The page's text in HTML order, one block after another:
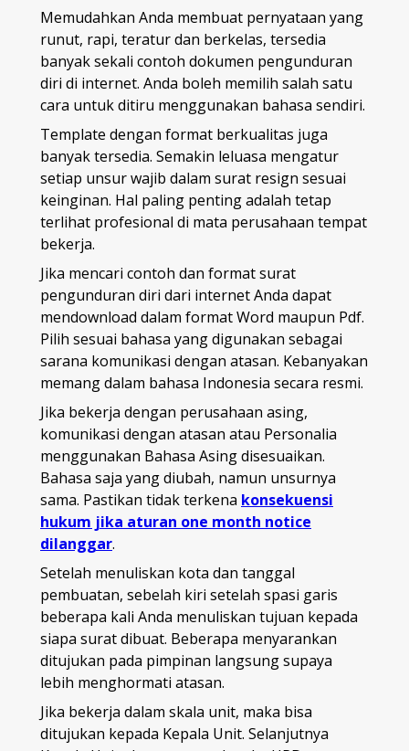
Memudahkan Anda membuat pernyataan yang
runut, rapi, teratur dan berkelas, tersedia
banyak sekali contoh dokumen pengunduran
diri di internet. Anda boleh memilih salah satu
cara untuk ditiru menggunakan bahasa sendiri.
Template dengan format berkualitas juga
banyak tersedia. Semakin leluasa mengatur
setiap unsur wajib dalam surat resign sesuai
keinginan. Hal paling penting adalah tetap
terlihat profesional di mata perusahaan tempat
bekerja.
Jika mencari contoh dan format surat
pengunduran diri dari internet Anda dapat
mendownload dalam format Word maupun Pdf.
Pilih sesuai bahasa yang digunakan sebagai
sarana komunikasi dengan atasan. Kebanyakan
memang dalam bahasa Indonesia secara resmi.
Jika bekerja dengan perusahaan asing,
komunikasi dengan atasan atau Personalia
menggunakan Bahasa Asing disesuaikan.
Bahasa saja yang diubah, namun unsurnya
sama. Pastikan tidak terkena konsekuensi
hukum jika aturan one month notice
dilanggar.
Setelah menuliskan kota dan tanggal
pembuatan, sebelah kiri setelah spasi garis
beberapa kali Anda menuliskan tujuan kepada
siapa surat dibuat. Beberapa menyarankan
ditujukan pada pimpinan langsung supaya
lebih menghormati atasan.
Jika bekerja dalam skala unit, maka bisa
ditujukan kepada Kepala Unit. Selanjutnya